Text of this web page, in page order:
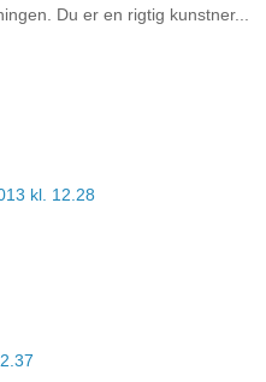
Du er en rigtig kunstner...
kl. 12.28